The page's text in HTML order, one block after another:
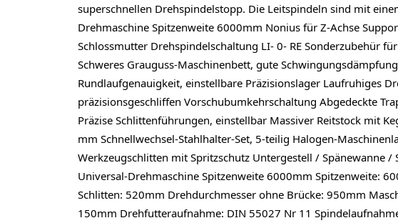
superschnellen Drehspindelstopp. Die Leitspindeln sind mit
Drehmaschine Spitzenweite 6000mm Nonius für Z-Achse
Schlossmutter Drehspindelschaltung LI- 0- RE Sonderzubehür
Schweres Grauguss-Maschinenbett, gute
Rundlaufgenauigkeit, einstellbare Präzisionslager Laufruhiges
präzisionsgeschliffen Vorschubumkehrschaltung Abgedeckte
Präzise Schlittenführungen, einstellbar Massiver Reitstock mit
mm Schnellwechsel-Stahlhalter-Set, 5-teilig Halogen-
Werkzeugschlitten mit Spritzschutz Untergestell / Spänewanne /
Universal-Drehmaschine Spitzenweite 6000mm Spitzenweite:
Schlitten: 520mm Drehdurchmesser ohne Brücke: 950mm
150mm Drehfutteraufnahme: DIN 55027 Nr 11